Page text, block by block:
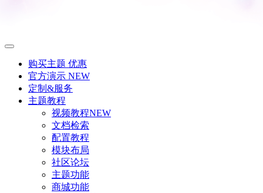
购买主题 优惠
官方演示 NEW
定制&服务
主题教程
视频教程NEW
文档检索
配置教程
模块布局
社区论坛
主题功能
商城功能